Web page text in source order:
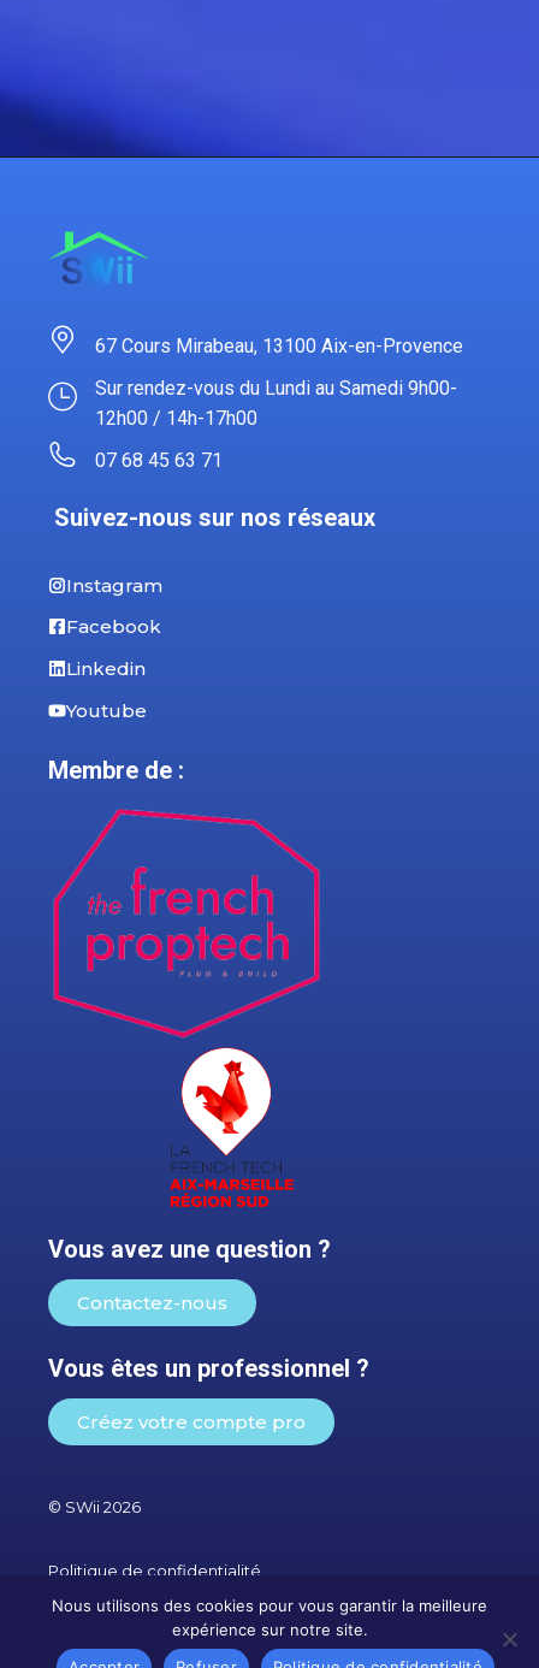
67 Cours Mirabeau, 13100 Aix-en-Provence
Sur rendez-vous du Lundi au Samedi 9h00-
12h00 / 14h-17h00
07 68 45 63 71
Suivez-nous sur nos réseaux
Instagram
Facebook
Linkedin
Youtube
Membre de :
Vous avez une question ?
Contactez-nous
Vous êtes un professionnel ?
Créez votre compte pro
© SWii 2026
Politique de confidentialité
Actualités
Artisans du bâtiment
Nous utilisons des cookies pour vous garantir la meilleure
expérience sur notre site.